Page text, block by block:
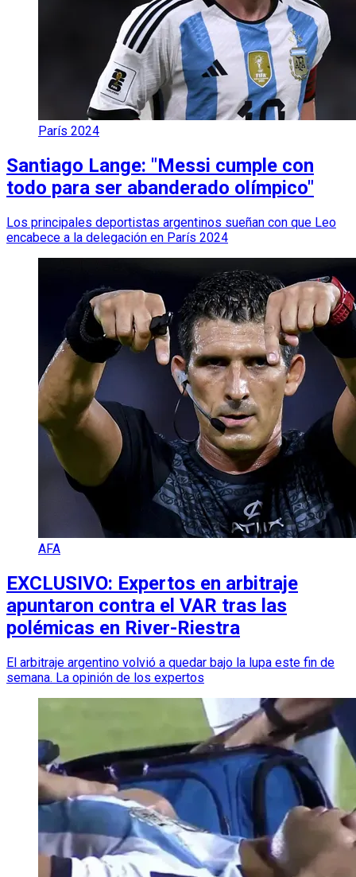
París 2024
Santiago Lange: "Messi cumple con
todo para ser abanderado olímpico"
Los principales deportistas argentinos sueñan con que Leo
encabece a la delegación en París 2024
AFA
EXCLUSIVO: Expertos en arbitraje
apuntaron contra el VAR tras las
polémicas en River-Riestra
El arbitraje argentino volvió a quedar bajo la lupa este fin de
semana. La opinión de los expertos